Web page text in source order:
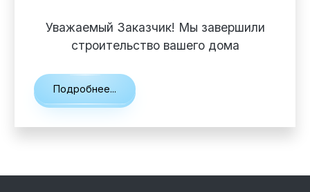
Уважаемый Заказчик! Мы завершили
строительство вашего дома
Подробнее...